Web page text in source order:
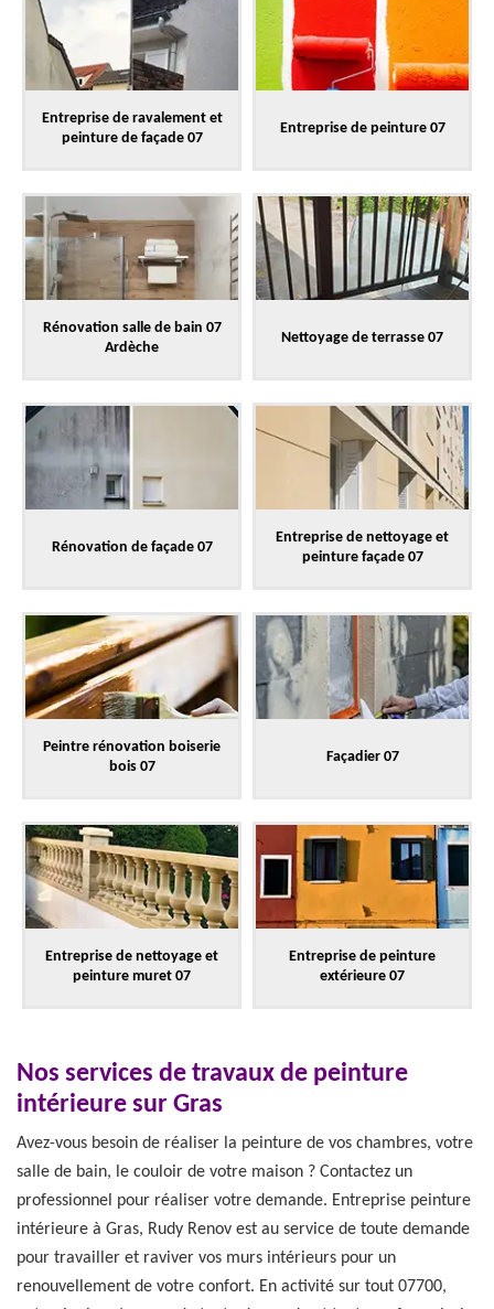
Entreprise de ravalement et
peinture de façade 07
Entreprise de peinture 07
Rénovation salle de bain 07
Ardèche
Nettoyage de terrasse 07
Rénovation de façade 07
Entreprise de nettoyage et
peinture façade 07
Peintre rénovation boiserie
bois 07
Façadier 07
Entreprise de nettoyage et
peinture muret 07
Entreprise de peinture
extérieure 07
Nos services de travaux de peinture
intérieure sur Gras
Avez-vous besoin de réaliser la peinture de vos chambres, votre
salle de bain, le couloir de votre maison ? Contactez un
professionnel pour réaliser votre demande. Entreprise peinture
intérieure à Gras, Rudy Renov est au service de toute demande
pour travailler et raviver vos murs intérieurs pour un
renouvellement de votre confort. En activité sur tout 07700,